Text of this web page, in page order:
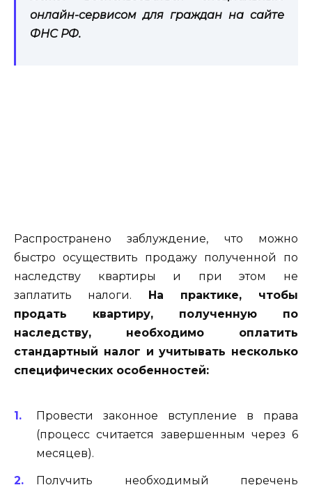
онлайн-сервисом для граждан на сайте
ФНС РФ.
Распространено заблуждение, что можно
быстро осуществить продажу полученной по
наследству квартиры и при этом не
заплатить налоги. На практике, чтобы
продать квартиру, полученную по
наследству, необходимо оплатить
стандартный налог и учитывать несколько
специфических особенностей:
Провести законное вступление в права
(процесс считается завершенным через 6
месяцев).
Получить необходимый перечень